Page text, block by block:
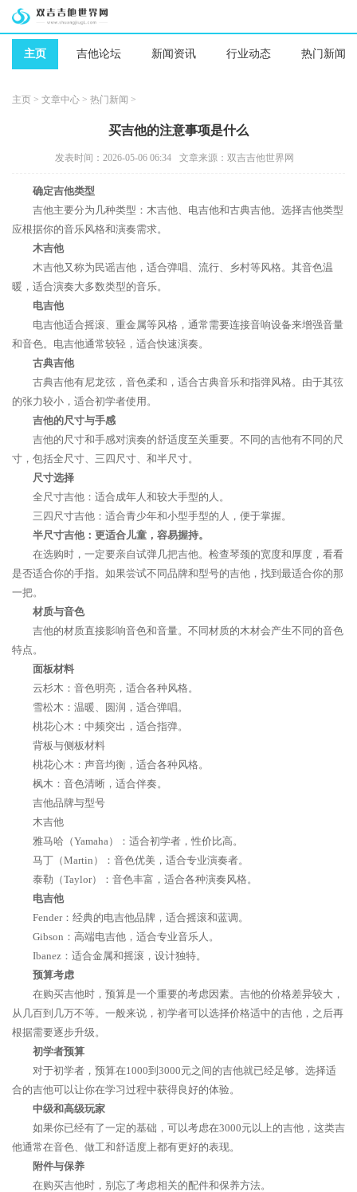
主页 吉他论坛 新闻资讯 行业动态 热门新闻
主页 > 文章中心 > 热门新闻 >
买吉他的注意事项是什么
发表时间：2026-05-06 06:34 文章来源：双吉吉他世界网
确定吉他类型
吉他主要分为几种类型：木吉他、电吉他和古典吉他。选择吉他类型
应根据你的音乐风格和演奏需求。
木吉他
木吉他又称为民谣吉他，适合弹唱、流行、乡村等风格。其音色温
暖，适合演奏大多数类型的音乐。
电吉他
电吉他适合摇滚、重金属等风格，通常需要连接音响设备来增强音量
和音色。电吉他通常较轻，适合快速演奏。
古典吉他
古典吉他有尼龙弦，音色柔和，适合古典音乐和指弹风格。由于其弦
的张力较小，适合初学者使用。
吉他的尺寸与手感
吉他的尺寸和手感对演奏的舒适度至关重要。不同的吉他有不同的尺
寸，包括全尺寸、三四尺寸、和半尺寸。
尺寸选择
全尺寸吉他：适合成年人和较大手型的人。
三四尺寸吉他：适合青少年和小型手型的人，便于掌握。
半尺寸吉他：更适合儿童，容易握持。
在选购时，一定要亲自试弹几把吉他。检查琴颈的宽度和厚度，看看
是否适合你的手指。如果尝试不同品牌和型号的吉他，找到最适合你的那
一把。
材质与音色
吉他的材质直接影响音色和音量。不同材质的木材会产生不同的音色
特点。
面板材料
云杉木：音色明亮，适合各种风格。
雪松木：温暖、圆润，适合弹唱。
桃花心木：中频突出，适合指弹。
背板与侧板材料
桃花心木：声音均衡，适合各种风格。
枫木：音色清晰，适合伴奏。
吉他品牌与型号
木吉他
雅马哈（Yamaha）：适合初学者，性价比高。
马丁（Martin）：音色优美，适合专业演奏者。
泰勒（Taylor）：音色丰富，适合各种演奏风格。
电吉他
Fender：经典的电吉他品牌，适合摇滚和蓝调。
Gibson：高端电吉他，适合专业音乐人。
Ibanez：适合金属和摇滚，设计独特。
预算考虑
在购买吉他时，预算是一个重要的考虑因素。吉他的价格差异较大，
从几百到几万不等。一般来说，初学者可以选择价格适中的吉他，之后再
根据需要逐步升级。
初学者预算
对于初学者，预算在1000到3000元之间的吉他就已经足够。选择适
合的吉他可以让你在学习过程中获得良好的体验。
中级和高级玩家
如果你已经有了一定的基础，可以考虑在3000元以上的吉他，这类吉
他通常在音色、做工和舒适度上都有更好的表现。
附件与保养
在购买吉他时，别忘了考虑相关的配件和保养方法。